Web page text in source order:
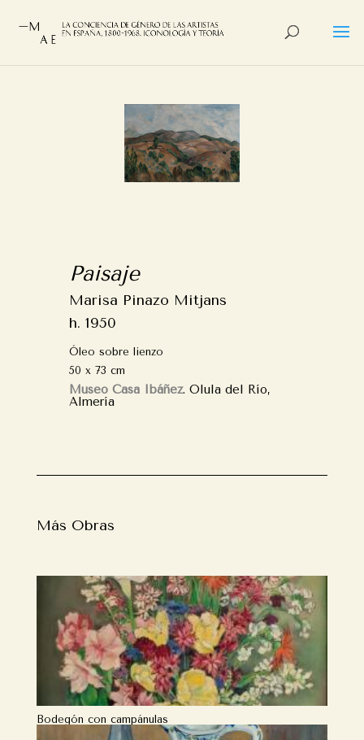
Paisaje
Marisa Pinazo Mitjans
h. 1950
Óleo sobre lienzo
50 x 73 cm
Museo Casa Ibáñez. Olula del Río,
Almería
Más Obras
Bodegón con campánulas